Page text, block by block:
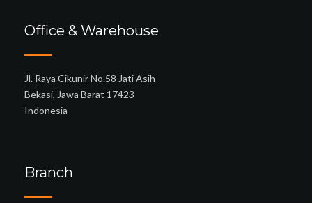
Office & Warehouse
Jl. Raya Cikunir No.58 Jati Asih
Bekasi, Jawa Barat 17423
Indonesia
Branch